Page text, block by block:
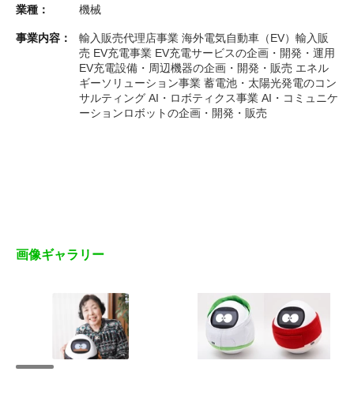
業種： 機械
事業内容：
輸入販売代理店事業 海外電気自動車（EV）輸入販
売 EV充電事業 EV充電サービスの企画・開発・運用
EV充電設備・周辺機器の企画・開発・販売 エネル
ギーソリューション事業 蓄電池・太陽光発電のコン
サルティング AI・ロボティクス事業 AI・コミュニケ
ーションロボットの企画・開発・販売
画像ギャラリー